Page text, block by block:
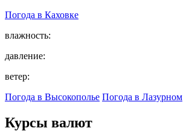
Погода в Каховке
влажность:
давление:
ветер:
Погода в Высокополье Погода в Лазурном
Курсы валют